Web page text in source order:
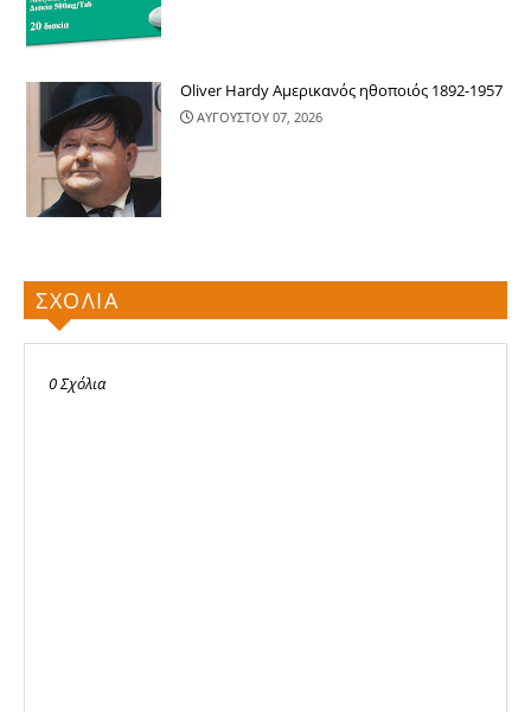
Oliver Hardy Αμερικανός ηθοποιός 1892-1957
ΑΥΓΟΥΣΤΟΥ 07, 2026
ΣΧΟΛΙΑ
0 Σχόλια